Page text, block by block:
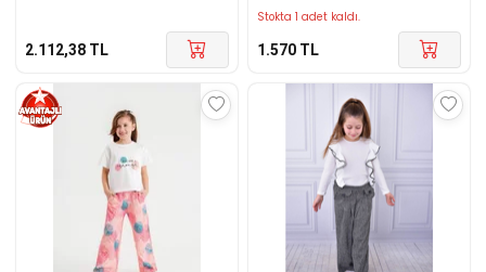
2.112,38 TL
Stokta 1 adet kaldı.
1.570 TL